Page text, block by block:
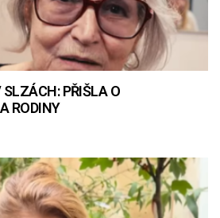
PŘIŠLA O
RODINY